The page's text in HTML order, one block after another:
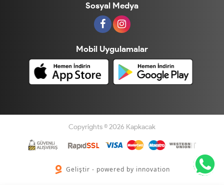
Sosyal Medya
Mobil Uygulamalar
Copyrights © 2026 Kapkacak
Geliştir - powered by innovation